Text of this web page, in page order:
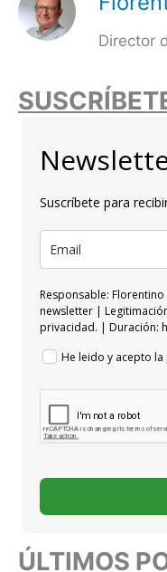
Director
Suscríbete para
Responsable:
newsletter |
privacidad. | Duración:
He leido y acepto la
ÚLTIMOS